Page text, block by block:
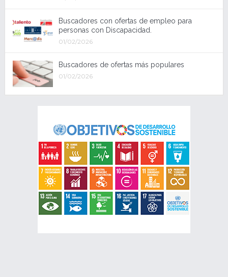
Buscadores con ofertas de empleo para
personas con Discapacidad.
01/02/2026
Buscadores de ofertas más populares
01/02/2026